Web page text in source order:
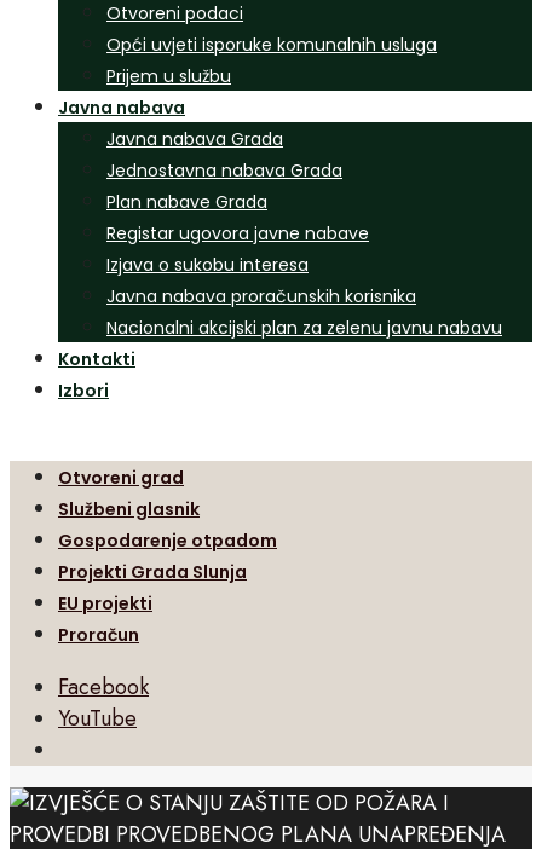
Otvoreni podaci
Opći uvjeti isporuke komunalnih usluga
Prijem u službu
Javna nabava
Javna nabava Grada
Jednostavna nabava Grada
Plan nabave Grada
Registar ugovora javne nabave
Izjava o sukobu interesa
Javna nabava proračunskih korisnika
Nacionalni akcijski plan za zelenu javnu nabavu
Kontakti
Izbori
Otvoreni grad
Službeni glasnik
Gospodarenje otpadom
Projekti Grada Slunja
EU projekti
Proračun
Facebook
YouTube
Search
Window